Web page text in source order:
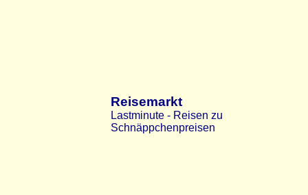
Reisemarkt
Lastminute - Reisen zu
Schnäppchenpreisen